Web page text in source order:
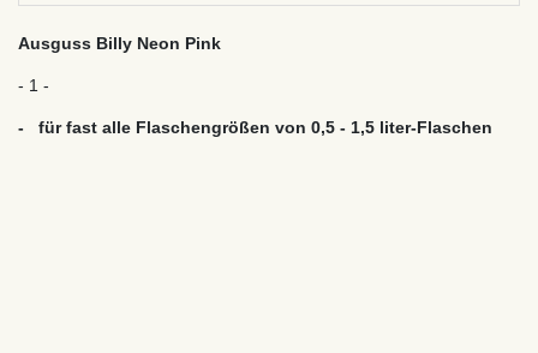
Ausguss Billy Neon Pink
- 1 -
- für fast alle Flaschengrößen von 0,5 - 1,5 liter-Flaschen